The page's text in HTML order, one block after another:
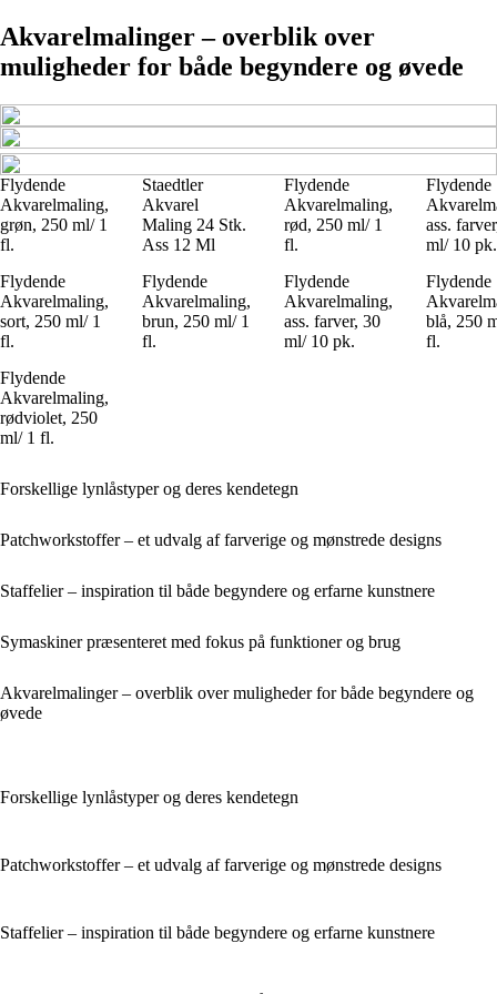
Akvarelmalinger – overblik over
muligheder for både begyndere og øvede
Flydende
Akvarelmaling,
grøn, 250 ml/ 1
fl.
Staedtler
Akvarel
Maling 24 Stk.
Ass 12 Ml
Flydende
Akvarelmaling,
rød, 250 ml/ 1
fl.
Flydende
ass.
ml/ 10 pk.
Flydende
Akvarelmaling,
sort, 250 ml/ 1
fl.
Flydende
Akvarelmaling,
brun, 250 ml/ 1
fl.
Flydende
Akvarelmaling,
ass. farver, 30
ml/ 10 pk.
Flydende
blå, 250
fl.
Flydende
Akvarelmaling,
rødviolet, 250
ml/ 1 fl.
Forskellige lynlåstyper og deres kendetegn
Patchworkstoffer – et udvalg af farverige og mønstrede designs
Staffelier – inspiration til både begyndere og erfarne kunstnere
Symaskiner præsenteret med fokus på funktioner og brug
Akvarelmalinger – overblik over muligheder for både begyndere og
øvede
Forskellige lynlåstyper og deres kendetegn
Patchworkstoffer – et udvalg af farverige og mønstrede designs
Staffelier – inspiration til både begyndere og erfarne kunstnere